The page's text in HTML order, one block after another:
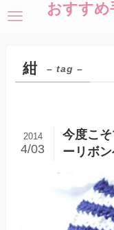
おすすめ
紺 – tag –
今度こ
ーリボ
2014
4/03